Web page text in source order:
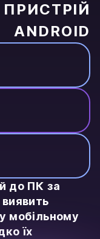
ANDROID
до ПК за
мобільному
їх